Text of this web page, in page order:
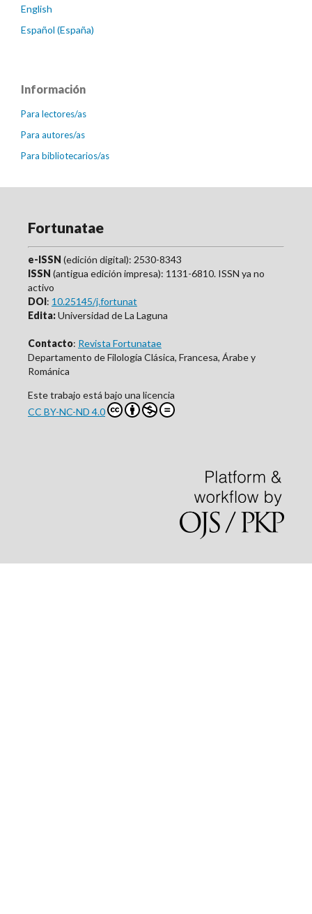
English
Español (España)
Información
Para lectores/as
Para autores/as
Para bibliotecarios/as
Fortunatae
e-ISSN (edición digital): 2530-8343
ISSN (antigua edición impresa): 1131-6810. ISSN ya no
activo
DOI: 10.25145/j.fortunat
Edita:Universidad de La Laguna
Contacto: Revista Fortunatae
Departamento de Filología Clásica, Francesa, Árabe y
Románica
Este trabajo está bajo una licencia
CC BY-NC-ND 4.0